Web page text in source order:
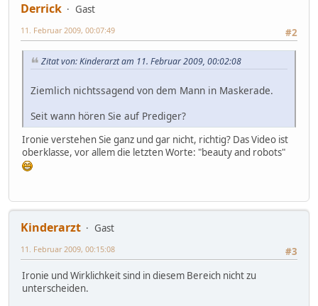
Derrick
Gast
#2
11. Februar 2009, 00:07:49
Zitat von: Kinderarzt am 11. Februar 2009, 00:02:08
Ziemlich nichtssagend von dem Mann in Maskerade.
Seit wann hören Sie auf Prediger?
Ironie verstehen Sie ganz und gar nicht, richtig? Das Video ist
oberklasse, vor allem die letzten Worte: "beauty and robots"
Kinderarzt
Gast
#3
11. Februar 2009, 00:15:08
Ironie und Wirklichkeit sind in diesem Bereich nicht zu
unterscheiden.